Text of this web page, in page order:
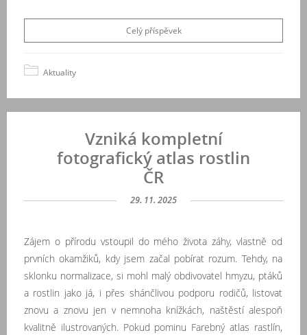
Celý příspěvek
Aktuality
Vzniká kompletní
fotografický atlas rostlin
ČR
29. 11. 2025
Zájem o přírodu vstoupil do mého života záhy, vlastně od
prvních okamžiků, kdy jsem začal pobírat rozum. Tehdy, na
sklonku normalizace, si mohl malý obdivovatel hmyzu, ptáků
a rostlin jako já, i přes shánčlivou podporu rodičů, listovat
znovu a znovu jen v nemnoha knížkách, naštěstí alespoň
kvalitně ilustrovaných. Pokud pominu Farebný atlas rastlín,